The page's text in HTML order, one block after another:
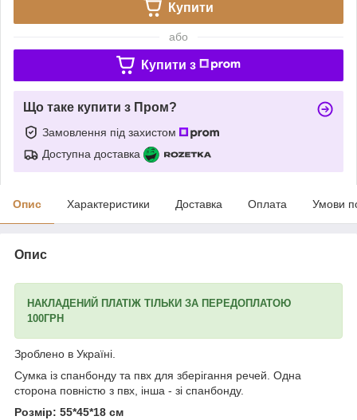
Купити
або
Купити з
Що таке купити з Пром?
Замовлення під захистом
Доступна доставка
Опис Характеристики Доставка Оплата Умови
Опис
НАКЛАДЕНИЙ ПЛАТІЖ ТІЛЬКИ ЗА ПЕРЕДОПЛАТОЮ
100ГРН
Зроблено в Україні.
Сумка із спанбонду та пвх для зберігання речей. Одна
сторона повністю з пвх, інша - зі спанбонду.
Розмір: 55*45*18 см